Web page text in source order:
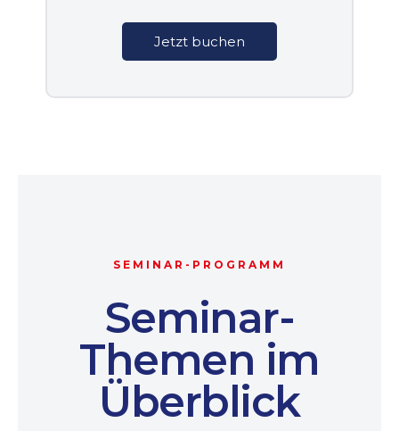
Jetzt buchen
SEMINAR-PROGRAMM
Seminar-
Themen im
Überblick